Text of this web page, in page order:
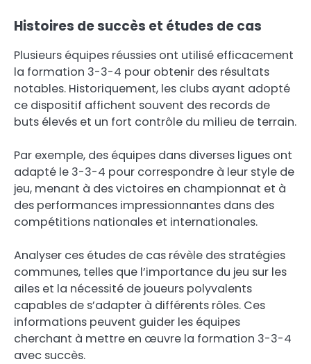
Histoires de succès et études de cas
Plusieurs équipes réussies ont utilisé efficacement
la formation 3-3-4 pour obtenir des résultats
notables. Historiquement, les clubs ayant adopté
ce dispositif affichent souvent des records de
buts élevés et un fort contrôle du milieu de terrain.
Par exemple, des équipes dans diverses ligues ont
adapté le 3-3-4 pour correspondre à leur style de
jeu, menant à des victoires en championnat et à
des performances impressionnantes dans des
compétitions nationales et internationales.
Analyser ces études de cas révèle des stratégies
communes, telles que l’importance du jeu sur les
ailes et la nécessité de joueurs polyvalents
capables de s’adapter à différents rôles. Ces
informations peuvent guider les équipes
cherchant à mettre en œuvre la formation 3-3-4
avec succès.